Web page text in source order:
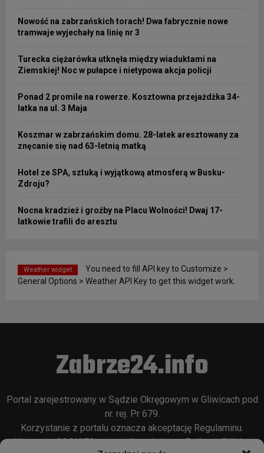
Nowość na zabrzańskich torach! Dwa fabrycznie nowe
tramwaje wyjechały na linię nr 3
Turecka ciężarówka utknęła między wiaduktami na
Ziemskiej! Noc w pułapce i nietypowa akcja policji
Ponad 2 promile na rowerze. Kosztowna przejażdżka 34-
latka na ul. 3 Maja
Koszmar w zabrzańskim domu. 28-latek aresztowany za
znęcanie się nad 63-letnią matką
Hotel ze SPA, sztuką i wyjątkową atmosferą w Busku-
Zdroju?
Nocna kradzież i groźby na Placu Wolności! Dwaj 17-
latkowie trafili do aresztu
Weather widget
You need to fill API key to Customize >
General Options > Weather API Key to get this widget work.
Zabrze24.info
Portal zarejestrowany w Sądzie Okręgowym w Gliwicach pod
nr. rej. Pr 679.
Korzystanie z portalu oznacza akceptację Regulaminu.
Używamy COOKIES w sposób opisany wPolityce Plików